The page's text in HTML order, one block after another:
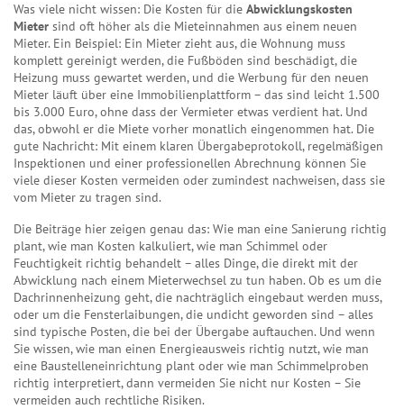
Was viele nicht wissen: Die Kosten für die Abwicklungskosten
Mieter sind oft höher als die Mieteinnahmen aus einem neuen
Mieter. Ein Beispiel: Ein Mieter zieht aus, die Wohnung muss
komplett gereinigt werden, die Fußböden sind beschädigt, die
Heizung muss gewartet werden, und die Werbung für den neuen
Mieter läuft über eine Immobilienplattform – das sind leicht 1.500
bis 3.000 Euro, ohne dass der Vermieter etwas verdient hat. Und
das, obwohl er die Miete vorher monatlich eingenommen hat. Die
gute Nachricht: Mit einem klaren Übergabeprotokoll, regelmäßigen
Inspektionen und einer professionellen Abrechnung können Sie
viele dieser Kosten vermeiden oder zumindest nachweisen, dass sie
vom Mieter zu tragen sind.
Die Beiträge hier zeigen genau das: Wie man eine Sanierung richtig
plant, wie man Kosten kalkuliert, wie man Schimmel oder
Feuchtigkeit richtig behandelt – alles Dinge, die direkt mit der
Abwicklung nach einem Mieterwechsel zu tun haben. Ob es um die
Dachrinnenheizung geht, die nachträglich eingebaut werden muss,
oder um die Fensterlaibungen, die undicht geworden sind – alles
sind typische Posten, die bei der Übergabe auftauchen. Und wenn
Sie wissen, wie man einen Energieausweis richtig nutzt, wie man
eine Baustelleneinrichtung plant oder wie man Schimmelproben
richtig interpretiert, dann vermeiden Sie nicht nur Kosten – Sie
vermeiden auch rechtliche Risiken.